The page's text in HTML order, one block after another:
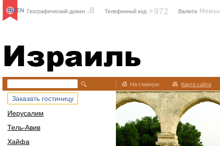
Израиль
Географический домен .il Телефонный код +972 Валюта
RU EN
На главную Карта сайта
Заказать гостиницу
Иерусалим
Тель-Авив
Хайфа